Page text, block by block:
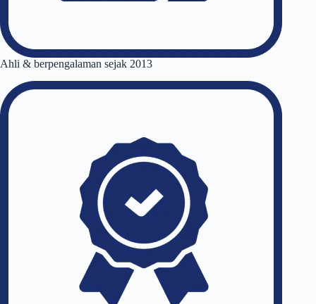
Ahli & berpengalaman sejak 2013